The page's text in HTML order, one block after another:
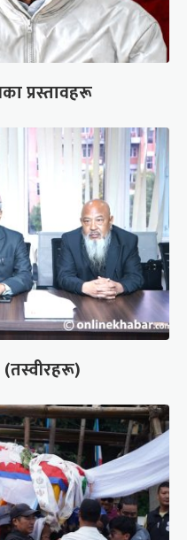
प्रस्तावहरू